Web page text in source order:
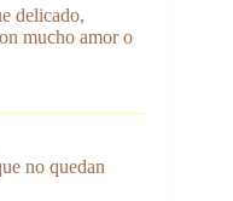
delicado,
mucho amor o
no quedan